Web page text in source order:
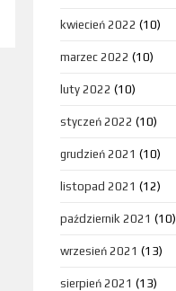
kwiecień 2022 (10)
marzec 2022 (10)
luty 2022 (10)
styczeń 2022 (10)
grudzień 2021 (10)
listopad 2021 (12)
październik 2021 (10)
wrzesień 2021 (13)
sierpień 2021 (13)